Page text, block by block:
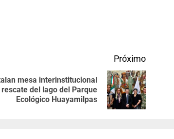
Próximo
mesa interinstitucional
del lago del Parque
Ecológico Huayamilpas